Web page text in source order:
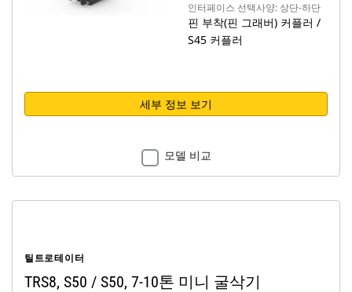
인터페이스 선택사양: 상단-하단
핀 부착(핀 그래버) 커플러 /
S45 커플러
세부 정보 보기
모델 비교
틸트로테이터
TRS8, S50 / S50, 7-10톤 미니 굴삭기